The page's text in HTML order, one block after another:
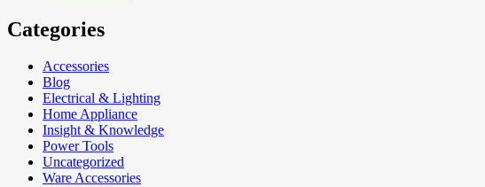
Categories
Accessories
Blog
Electrical & Lighting
Home Appliance
Insight & Knowledge
Power Tools
Uncategorized
Ware Accessories